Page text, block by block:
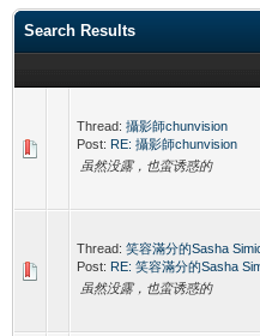
Search Results
Thread: 攝影師chunvision
Post: RE: 攝影師chunvision
虽然没露，也蛮诱惑的
Thread: 笑容滿分的Sasha
Post: RE: 笑容滿分的Sasha
虽然没露，也蛮诱惑的